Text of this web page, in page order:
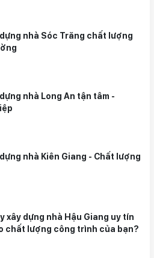
nhà Sóc Trăng chất lượng
nhà Long An tận tâm -
nhà Kiên Giang - Chất lượng
xây dựng nhà Hậu Giang uy tín
chất lượng công trình của bạn?